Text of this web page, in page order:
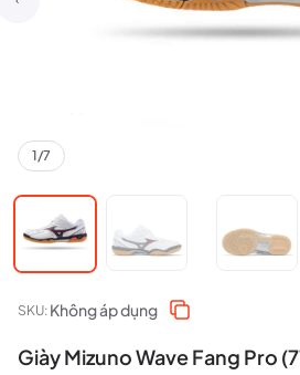
1/7
SKU: Không áp dụng
Giày Mizuno Wave Fang Pro